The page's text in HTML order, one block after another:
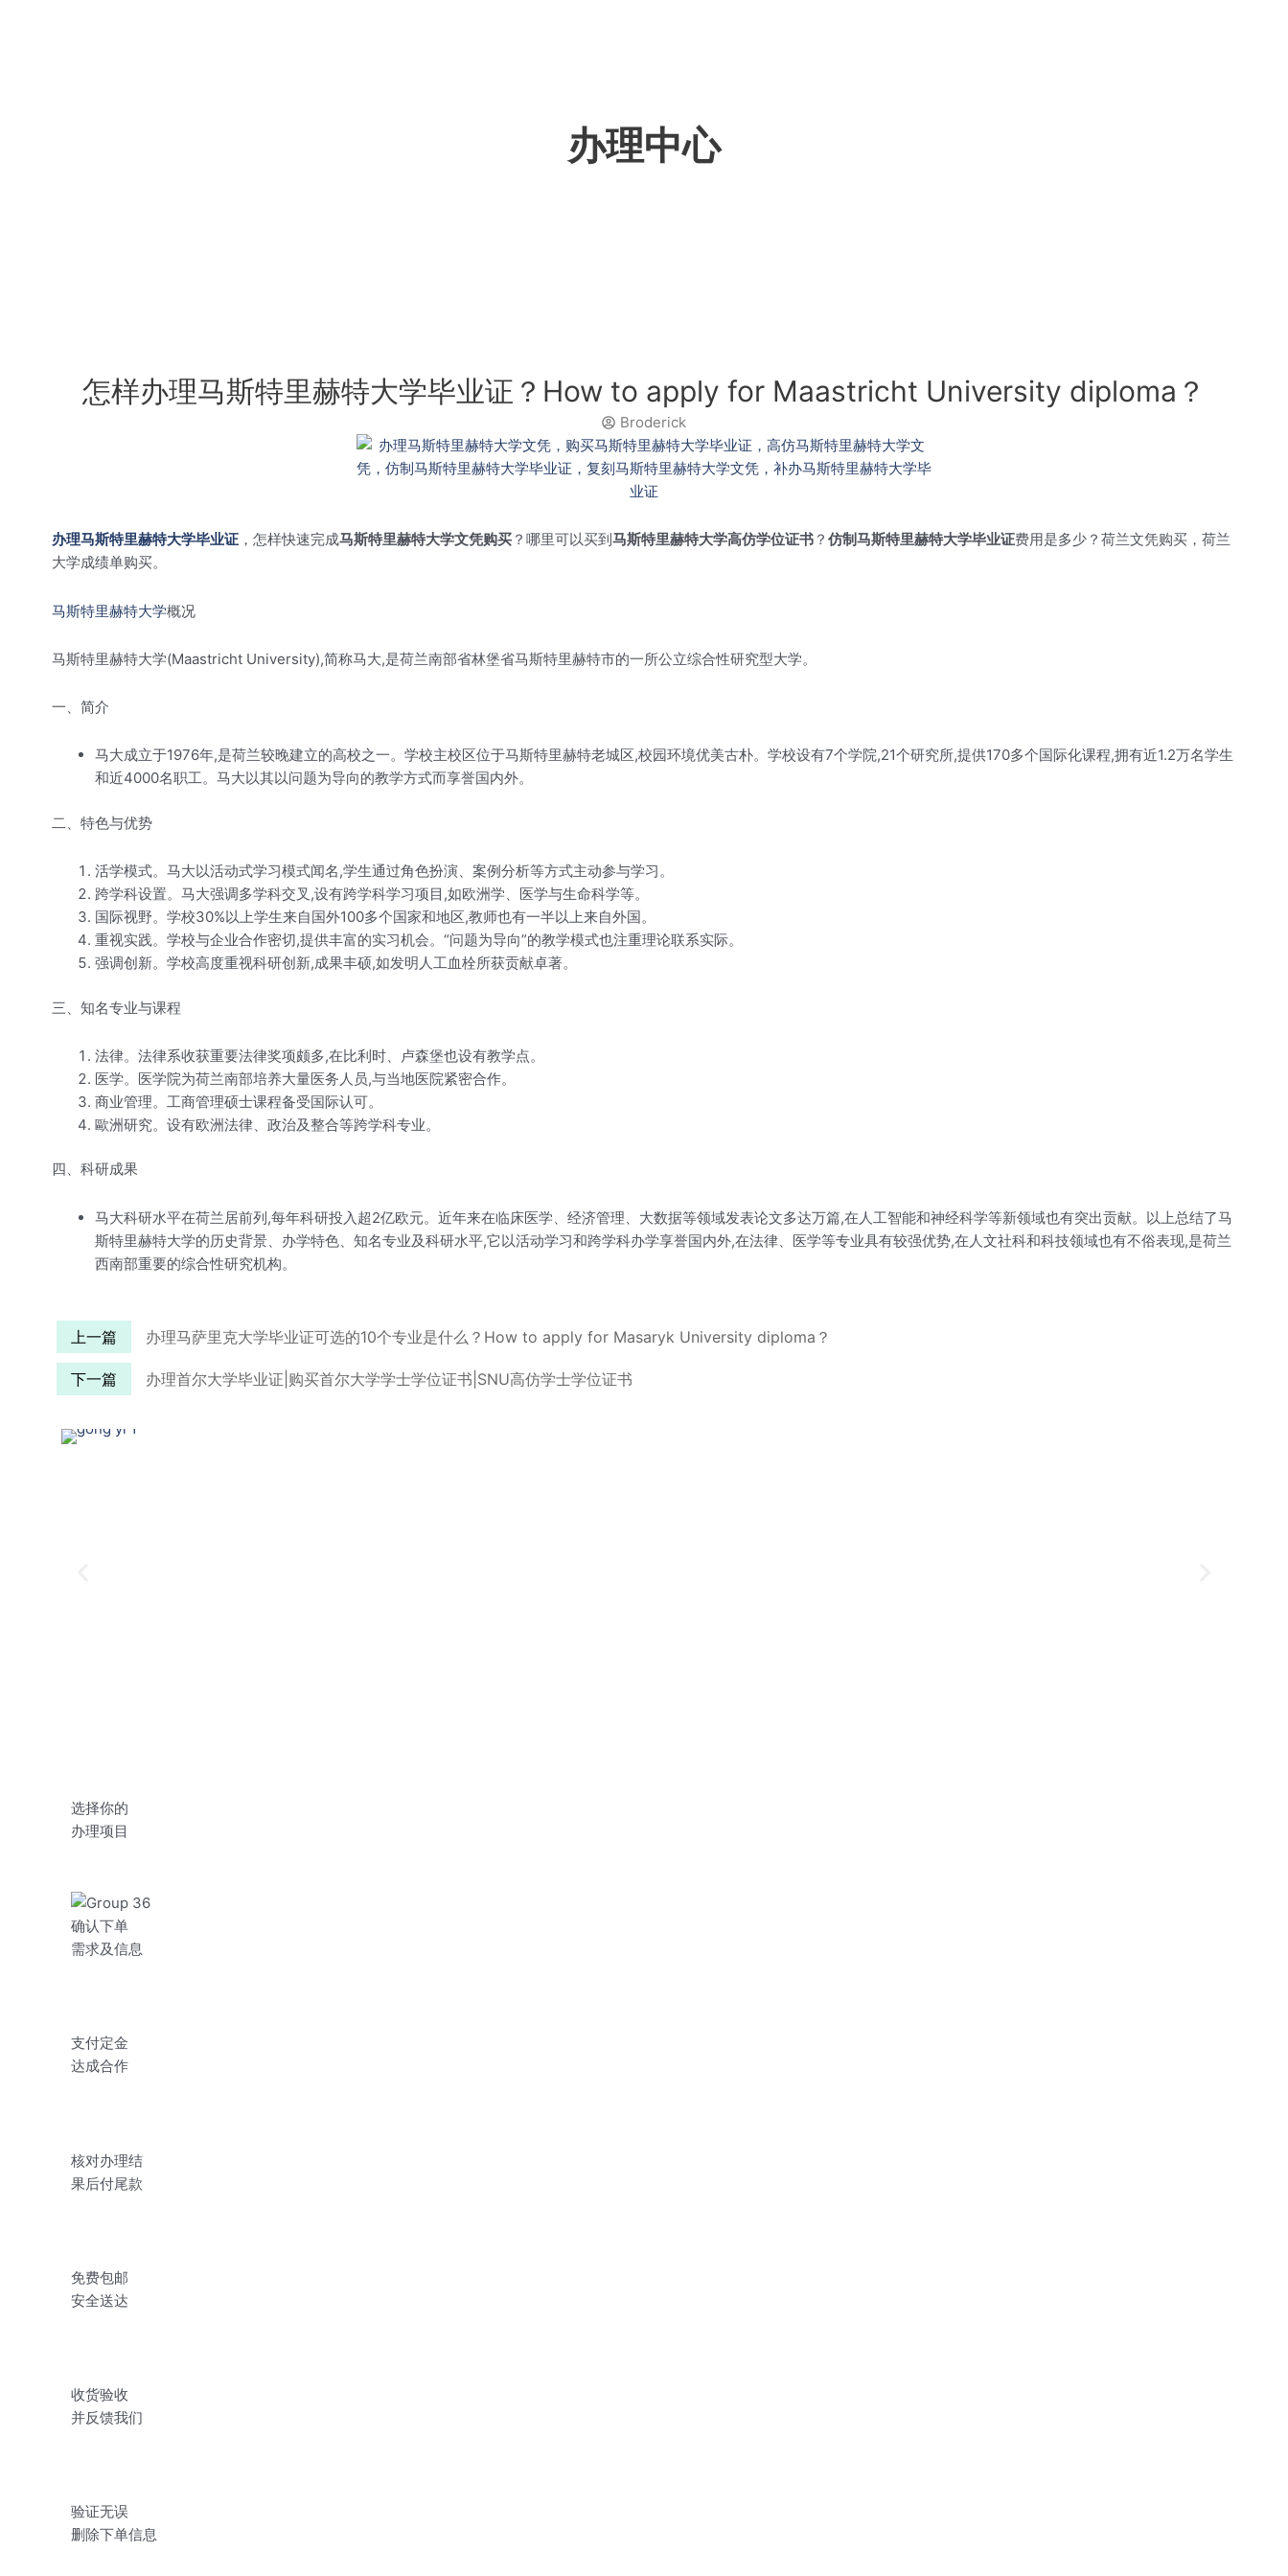
办理中心
怎样办理马斯特里赫特大学毕业证？How to apply for Maastricht University diploma？
Broderick
办理马斯特里赫特大学毕业证 ，怎样快速完成马斯特里赫特大学文凭购买 ？哪里可以买到 马斯特里赫特大学高仿学位证书 ？ 仿制马斯特里赫特大学毕业证费用是多少？荷兰文凭购买，荷兰
大学成绩单购买。
马斯特里赫特大学概况
马斯特里赫特大学(Maastricht University),简称马大,是荷兰南部省林堡省马斯特里赫特市的一所公立综合性研究型大学。
一、简介
马大成立于1976年,是荷兰较晚建立的高校之一。学校主校区位于马斯特里赫特老城区,校园环境优美古朴。学校设有7个学院,21个研究所,提供170多个国际化课程,拥有近1.2万名学生
和近4000名职工。马大以其以问题为导向的教学方式而享誉国内外。
二、特色与优势
活学模式。马大以活动式学习模式闻名,学生通过角色扮演、案例分析等方式主动参与学习。
跨学科设置。马大强调多学科交叉,设有跨学科学习项目,如欧洲学、医学与生命科学等。
国际视野。学校30%以上学生来自国外100多个国家和地区,教师也有一半以上来自外国。
重视实践。学校与企业合作密切,提供丰富的实习机会。“问题为导向”的教学模式也注重理论联系实际。
强调创新。学校高度重视科研创新,成果丰硕,如发明人工血栓所获贡献卓著。
三、知名专业与课程
法律。法律系收获重要法律奖项颇多,在比利时、卢森堡也设有教学点。
医学。医学院为荷兰南部培养大量医务人员,与当地医院紧密合作。
商业管理。工商管理硕士课程备受国际认可。
歐洲研究。设有欧洲法律、政治及整合等跨学科专业。
四、科研成果
马大科研水平在荷兰居前列,每年科研投入超2亿欧元。近年来在临床医学、经济管理、大数据等领域发表论文多达万篇,在人工智能和神经科学等新领域也有突出贡献。以上总结了马
斯特里赫特大学的历史背景、办学特色、知名专业及科研水平,它以活动学习和跨学科办学享誉国内外,在法律、医学等专业具有较强优势,在人文社科和科技领域也有不俗表现,是荷兰
西南部重要的综合性研究机构。
上一篇 办理马萨里克大学毕业证可选的10个专业是什么？How to apply for Masaryk University diploma？
下一篇 办理首尔大学毕业证|购买首尔大学学士学位证书|SNU高仿学士学位证书
选择你的
办理项目
确认下单
需求及信息
支付定金
达成合作
核对办理结
果后付尾款
免费包邮
安全送达
收货验收
并反馈我们
验证无误
删除下单信息